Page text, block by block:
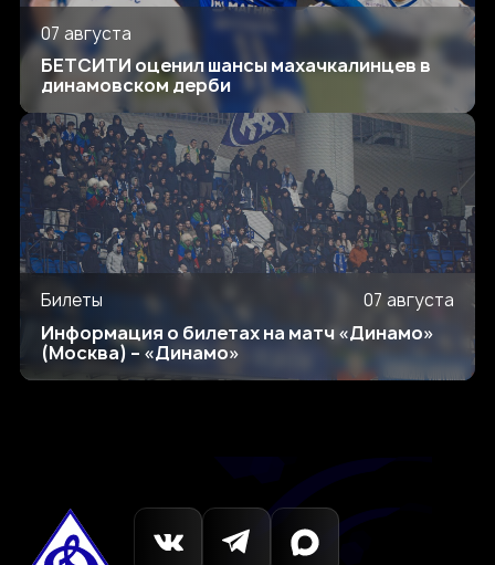
07 августа
БЕТСИТИ оценил шансы махачкалинцев в
динамовском дерби
Билеты 07 августа
Информация о билетах на матч «Динамо»
(Москва) – «Динамо»